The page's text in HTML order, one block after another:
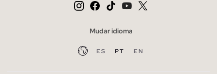
Mudar idioma
ES PT EN